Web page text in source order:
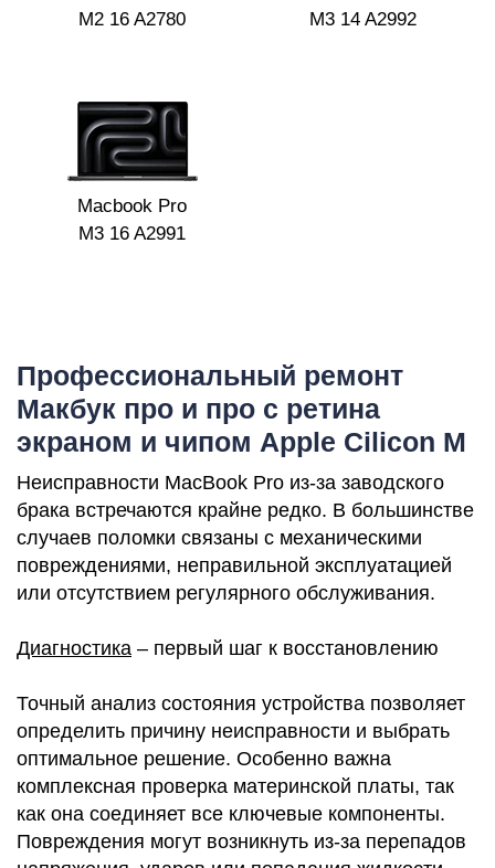
M2 16 A2780
M3 14 A2992
Macbook Pro
M3 16 A2991
Профессиональный ремонт
Макбук про и про с ретина
экраном и чипом Apple Cilicon M
Неисправности MacBook Pro из-за заводского
брака встречаются крайне редко. В большинстве
случаев поломки связаны с механическими
повреждениями, неправильной эксплуатацией
или отсутствием регулярного обслуживания.
Диагностика – первый шаг к восстановлению
Точный анализ состояния устройства позволяет
определить причину неисправности и выбрать
оптимальное решение. Особенно важна
комплексная проверка материнской платы, так
как она соединяет все ключевые компоненты.
Повреждения могут возникнуть из-за перепадов